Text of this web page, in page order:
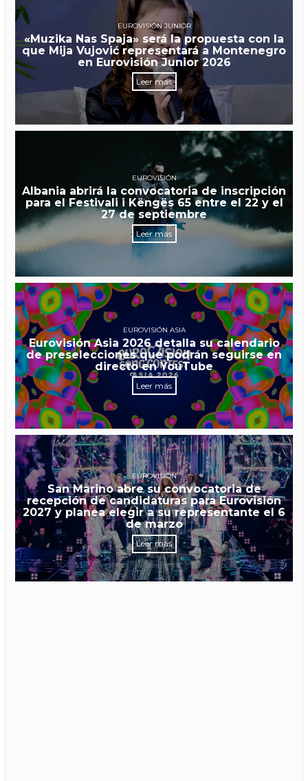
EUROVISIÓN JUNIOR
«Muzika Nas Spaja» será la propuesta con la
que Mija Vujović representará a Montenegro
en Eurovisión Junior 2026
Leer más
EUROVISIÓN
Albania abrirá la convocatoria de inscripción
para el Festivali i Këngës 65 entre el 22 y el
27 de septiembre
Leer más
EUROVISIÓN ASIA
Eurovisión Asia 2026 detalla su calendario
de preselecciones que podrán seguirse en
directo en YouTube
Leer más
EUROVISIÓN
San Marino abre su convocatoria de
recepción de candidaturas para Eurovisión
2027 y planea elegir a su representante el 6
de marzo
Leer más